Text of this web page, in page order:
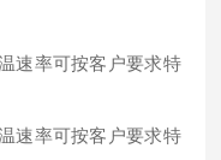
速率可按客户要求特
速率可按客户要求特